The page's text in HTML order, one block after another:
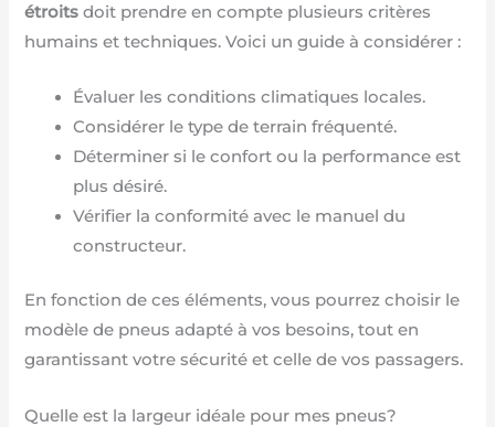
étroits doit prendre en compte plusieurs critères
humains et techniques. Voici un guide à considérer :
Évaluer les conditions climatiques locales.
Considérer le type de terrain fréquenté.
Déterminer si le confort ou la performance est
plus désiré.
Vérifier la conformité avec le manuel du
constructeur.
En fonction de ces éléments, vous pourrez choisir le
modèle de pneus adapté à vos besoins, tout en
garantissant votre sécurité et celle de vos passagers.
Quelle est la largeur idéale pour mes pneus?